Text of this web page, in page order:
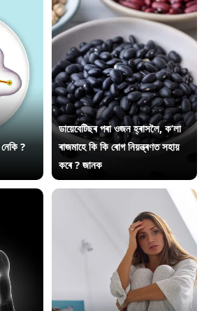
?
ডায়েবেটিছৰ পৰা ওজন হ্ৰাসলৈ, ক’লা
ৰাজমাহে কি কি ৰোগ নিয়ন্ত্ৰণত সহায়
কৰে ? জানক